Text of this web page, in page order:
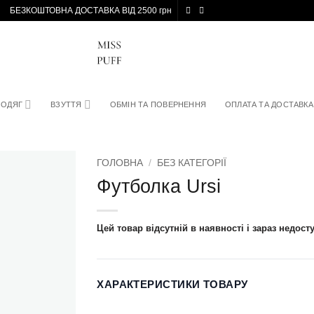
БЕЗКОШТОВНА ДОСТАВКА ВІД 2500 грн
ОДЯГ ВЗУТТЯ ОБМІН ТА ПОВЕРНЕННЯ ОПЛАТА ТА ДОСТАВКА
ГОЛОВНА / БЕЗ КАТЕГОРІЇ
Футболка Ursi
Цей товар відсутній в наявності і зараз
ХАРАКТЕРИСТИКИ ТОВАРУ